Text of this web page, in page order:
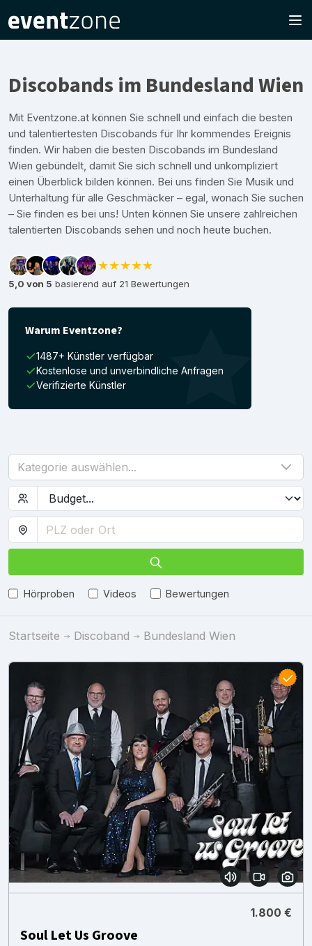
Discobands im Bundesland Wien
Mit Eventzone.at können Sie schnell und einfach die besten
und talentiertesten Discobands für Ihr kommendes Ereignis
finden. Wir haben die besten Discobands im Bundesland
Wien gebündelt, damit Sie sich schnell und unkompliziert
einen Überblick bilden können. Bei uns finden Sie Musik und
Unterhaltung für alle Geschmäcker – egal, wonach Sie suchen
– Sie finden es bei uns! Unten können Sie unsere zahlreichen
talentierten Discobands sehen und noch heute buchen.
★★★★★
5,0 von 5 basierend auf 21 Bewertungen
Warum Eventzone?
1487+ Künstler verfügbar
Kostenlose und unverbindliche Anfragen
Verifizierte Künstler
Kategorie auswählen...
Hörproben Videos Bewertungen
Startseite Discoband Bundesland Wien
1.800 €
Soul Let Us Groove